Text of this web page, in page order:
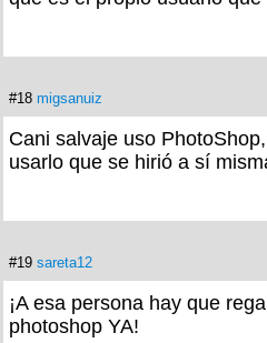
#18 migsanuiz
Cani salvaje uso
usarlo que se hirió a sí
#19 sareta12
¡A esa persona hay que
photoshop YA!